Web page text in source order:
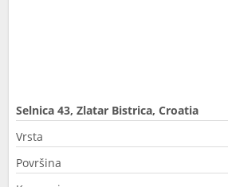
Selnica 43, Zlatar Bistrica, Croatia
Vrsta
Površina